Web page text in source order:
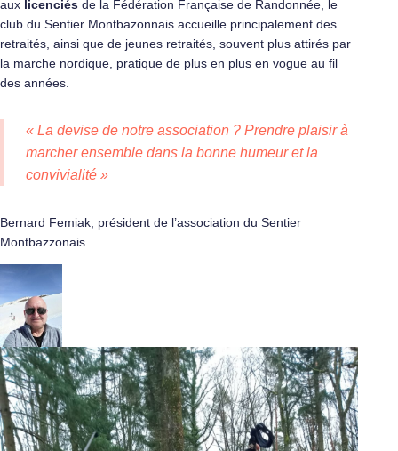
aux licenciés de la Fédération Française de Randonnée, le
club du Sentier Montbazonnais accueille principalement des
retraités, ainsi que de jeunes retraités, souvent plus attirés par
la marche nordique, pratique de plus en plus en vogue au fil
des années.
« La devise de notre association ? Prendre plaisir à
marcher ensemble dans la bonne humeur et la
convivialité »
Bernard Femiak, président de l’association du Sentier
Montbazzonais